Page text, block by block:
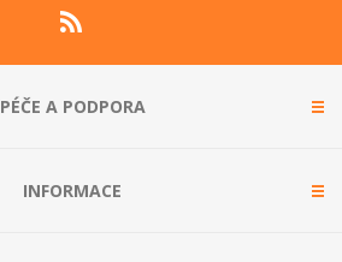
PÉČE A PODPORA
INFORMACE